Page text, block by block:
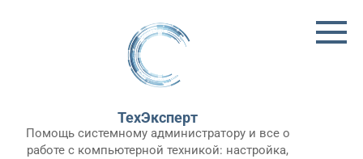
ТехЭксперт
Помощь системному администратору и все о
работе с компьютерной техникой: настройка,